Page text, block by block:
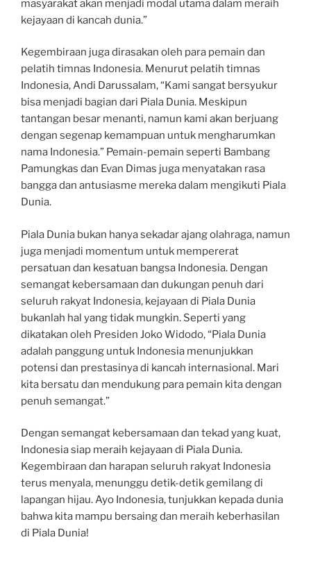
masyarakat akan menjadi modal utama dalam meraih
kejayaan di kancah dunia.”
Kegembiraan juga dirasakan oleh para pemain dan
pelatih timnas Indonesia. Menurut pelatih timnas
Indonesia, Andi Darussalam, “Kami sangat bersyukur
bisa menjadi bagian dari Piala Dunia. Meskipun
tantangan besar menanti, namun kami akan berjuang
dengan segenap kemampuan untuk mengharumkan
nama Indonesia.” Pemain-pemain seperti Bambang
Pamungkas dan Evan Dimas juga menyatakan rasa
bangga dan antusiasme mereka dalam mengikuti Piala
Dunia.
Piala Dunia bukan hanya sekadar ajang olahraga, namun
juga menjadi momentum untuk mempererat
persatuan dan kesatuan bangsa Indonesia. Dengan
semangat kebersamaan dan dukungan penuh dari
seluruh rakyat Indonesia, kejayaan di Piala Dunia
bukanlah hal yang tidak mungkin. Seperti yang
dikatakan oleh Presiden Joko Widodo, “Piala Dunia
adalah panggung untuk Indonesia menunjukkan
potensi dan prestasinya di kancah internasional. Mari
kita bersatu dan mendukung para pemain kita dengan
penuh semangat.”
Dengan semangat kebersamaan dan tekad yang kuat,
Indonesia siap meraih kejayaan di Piala Dunia.
Kegembiraan dan harapan seluruh rakyat Indonesia
terus menyala, menunggu detik-detik gemilang di
lapangan hijau. Ayo Indonesia, tunjukkan kepada dunia
bahwa kita mampu bersaing dan meraih keberhasilan
di Piala Dunia!